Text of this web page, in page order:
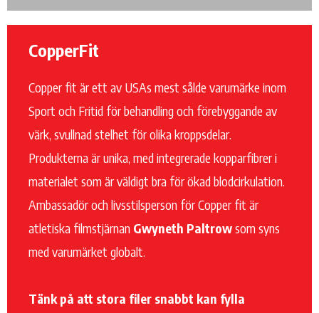
CopperFit
Copper fit är ett av USAs mest sålde varumärke inom
Sport och Fritid för behandling och förebyggande av
värk, svullnad stelhet för olika kroppsdelar.
Produkterna är unika, med integrerade kopparfibrer i
materialet som är väldigt bra för ökad blodcirkulation.
Ambassadör och livsstilsperson för Copper fit är
atletiska filmstjärnan Gwyneth Paltrowsom syns
med varumärket globalt.
Tänk på att stora filer snabbt kan fylla